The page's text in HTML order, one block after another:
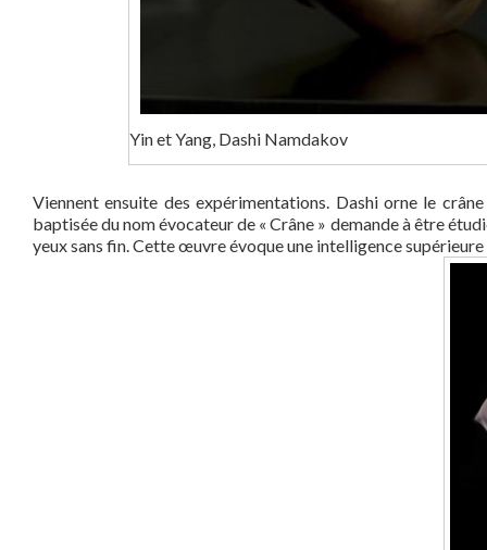
Yin et Yang, Dashi Namdakov
Viennent ensuite des expérimentations. Dashi orne le
baptisée du nom évocateur de « Crâne » demande à être
yeux sans fin. Cette œuvre évoque une intelligence supérieure